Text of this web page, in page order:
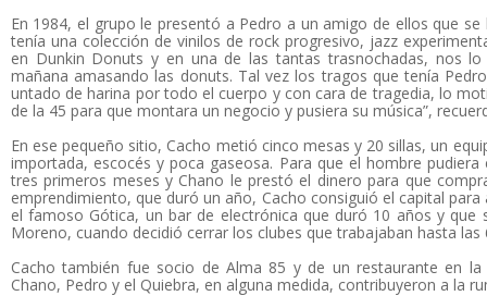
En 1984, el grupo le presentó a Pedro a un amigo de ellos que
tenía una colección de vinilos de rock progresivo, jazz
en Dunkin Donuts y en una de las tantas trasnochadas, nos
mañana amasando las donuts. Tal vez los tragos que tenía
untado de harina por todo el cuerpo y con cara de tragedia, lo
de la 45 para que montara un negocio y pusiera su música”,
En ese pequeño sitio, Cacho metió cinco mesas y 20 sillas, un
importada, escocés y poca gaseosa. Para que el hombre
tres primeros meses y Chano le prestó el dinero para que
emprendimiento, que duró un año, Cacho consiguió el capital
el famoso Gótica, un bar de electrónica que duró 10 años y que
Moreno, cuando decidió cerrar los clubes que trabajaban hasta las
Cacho también fue socio de Alma 85 y de un restaurante en
Chano, Pedro y el Quiebra, en alguna medida, contribuyeron a la